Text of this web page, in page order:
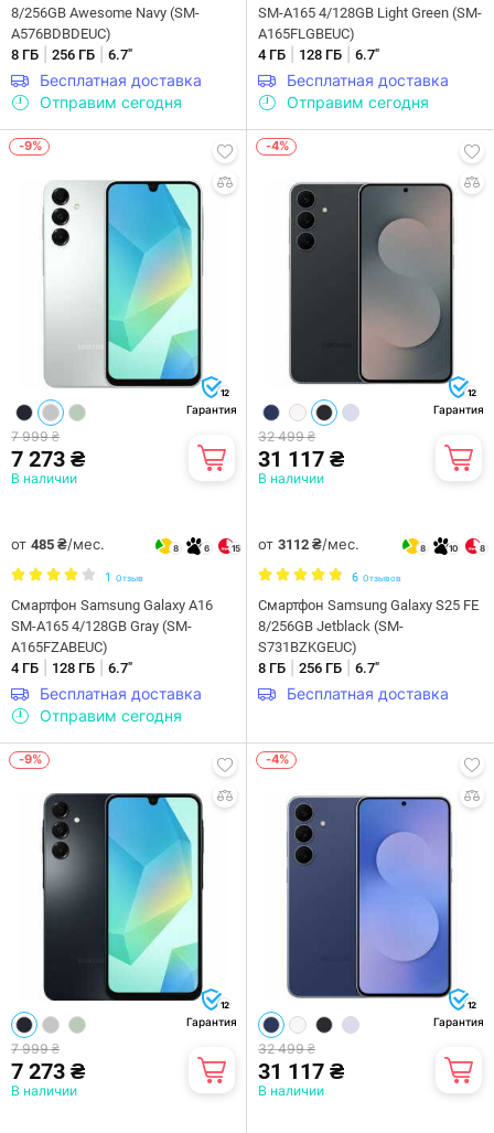
8/256GB Awesome Navy (SM-
A576BDBDEUC)
8 ГБ
256 ГБ 6.7"
Бесплатная доставка
Отправим сегодня
SM-A165 4/128GB Light Green (SM-
A165FLGBEUC)
4 ГБ
128 ГБ 6.7"
Бесплатная доставка
Отправим сегодня
-9%
12
Гарантия
7 999 ₴
7 273 ₴
В наличии
от 485 ₴/мес. 8 6 15
1 Отзыв
Смартфон Samsung Galaxy A16
SM-A165 4/128GB Gray (SM-
A165FZABEUC)
4 ГБ
128 ГБ 6.7"
Бесплатная доставка
Отправим сегодня
-4%
12
Гарантия
32 499 ₴
31 117 ₴
В наличии
от 3112 ₴/мес. 8 10 8
6 Отзывов
Смартфон Samsung Galaxy S25 FE
8/256GB Jetblack (SM-
S731BZKGEUC)
8 ГБ
256 ГБ 6.7"
Бесплатная доставка
-9%
12
Гарантия
7 999 ₴
7 273 ₴
В наличии
-4%
12
Гарантия
32 499 ₴
31 117 ₴
В наличии